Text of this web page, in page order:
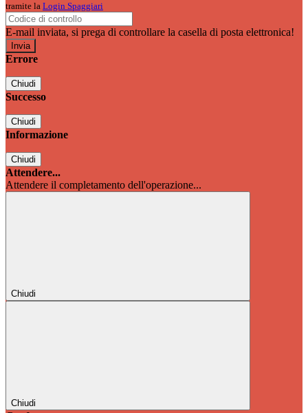
tramite la Login Spaggiari
E-mail inviata, si prega di controllare la casella di posta elettronica!
Errore
Chiudi
Successo
Chiudi
Informazione
Chiudi
Attendere...
Attendere il completamento dell'operazione...
Chiudi
Chiudi